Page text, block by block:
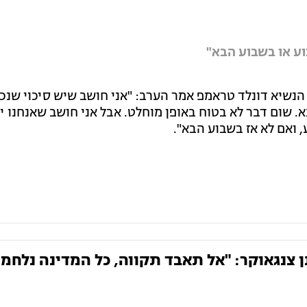
או בשבוע הבא"
דונלד טראמפ אמר הערב: "אני חושב שיש סיכוי
דבר לא בטוח באופן מוחלט. אבל אני חושב שאנחנו
ואם לא אז בשבוע הבא".
צנגאוקר: "אל תאבד תקווה, כל המדינה